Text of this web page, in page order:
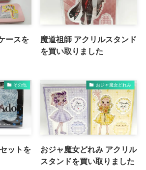
ースを
魔道祖師 アクリルスタンド
を買い取りました
その他
ットを
おジャ魔女どれみ
おジャ魔女どれみ アクリル
スタンドを買い取りました